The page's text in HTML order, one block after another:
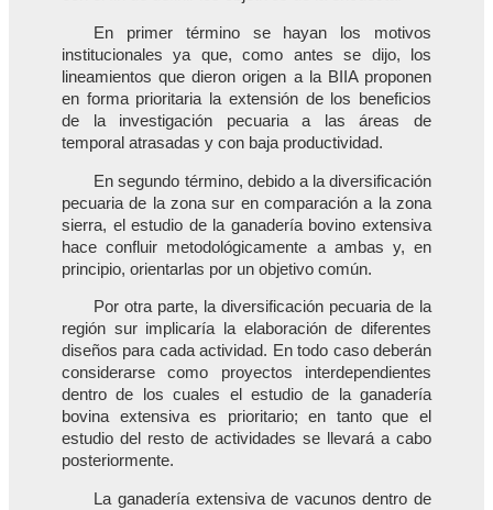
En primer término se hayan los motivos
institucionales ya que, como antes se dijo, los
lineamientos que dieron origen a la BIIA proponen
en forma prioritaria la extensión de los beneficios
de la investigación pecuaria a las áreas de
temporal atrasadas y con baja productividad.
En segundo término, debido a la diversificación
pecuaria de la zona sur en comparación a la zona
sierra, el estudio de la ganadería bovino extensiva
hace confluir metodológicamente a ambas y, en
principio, orientarlas por un objetivo común.
Por otra parte, la diversificación pecuaria de la
región sur implicaría la elaboración de diferentes
diseños para cada actividad. En todo caso deberán
considerarse como proyectos interdependientes
dentro de los cuales el estudio de la ganadería
bovina extensiva es prioritario; en tanto que el
estudio del resto de actividades se llevará a cabo
posteriormente.
La ganadería extensiva de vacunos dentro de